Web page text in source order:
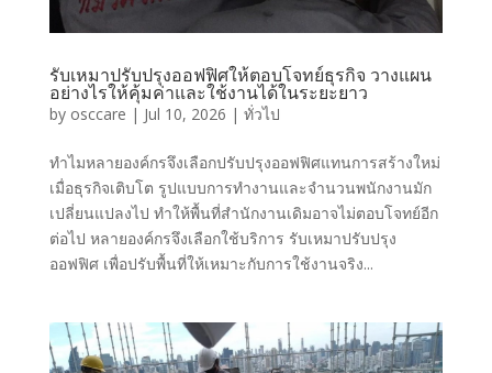
รับเหมาปรับปรุงออฟฟิศให้ตอบโจทย์ธุรกิจ วางแผน
อย่างไรให้คุ้มค่าและใช้งานได้ในระยะยาว
by osccare | Jul 10, 2026 | ทั่วไป
ทำไมหลายองค์กรจึงเลือกปรับปรุงออฟฟิศแทนการสร้างใหม่
เมื่อธุรกิจเติบโต รูปแบบการทำงานและจำนวนพนักงานมัก
เปลี่ยนแปลงไป ทำให้พื้นที่สำนักงานเดิมอาจไม่ตอบโจทย์อีก
ต่อไป หลายองค์กรจึงเลือกใช้บริการ รับเหมาปรับปรุง
ออฟฟิศ เพื่อปรับพื้นที่ให้เหมาะกับการใช้งานจริง...